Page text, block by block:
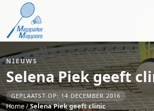
NIEUWS
Selena Piek geeft
GEPLAATST OP: 14 DECEMBER 2016
Home/Selena Piek geeft clinic